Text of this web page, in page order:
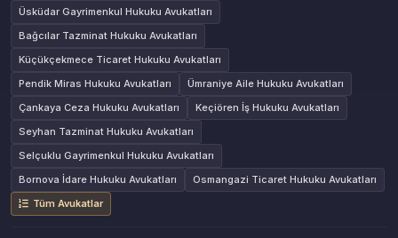
Üsküdar Gayrimenkul Hukuku Avukatları
Bağcılar Tazminat Hukuku Avukatları
Küçükçekmece Ticaret Hukuku Avukatları
Pendik Miras Hukuku Avukatları
Ümraniye Aile Hukuku Avukatları
Çankaya Ceza Hukuku Avukatları
Keçiören İş Hukuku Avukatları
Seyhan Tazminat Hukuku Avukatları
Selçuklu Gayrimenkul Hukuku Avukatları
Bornova İdare Hukuku Avukatları
Osmangazi Ticaret Hukuku Avukatları
Tüm Avukatlar